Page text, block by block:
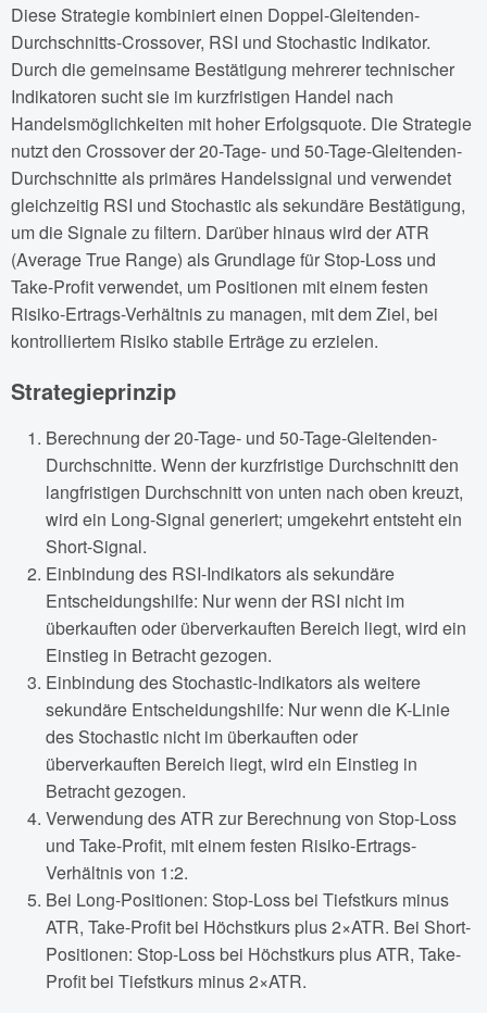
Diese Strategie kombiniert einen Doppel-Gleitenden-
Durchschnitts-Crossover, RSI und Stochastic Indikator.
Durch die gemeinsame Bestätigung mehrerer technischer
Indikatoren sucht sie im kurzfristigen Handel nach
Handelsmöglichkeiten mit hoher Erfolgsquote. Die Strategie
nutzt den Crossover der 20-Tage- und 50-Tage-Gleitenden-
Durchschnitte als primäres Handelssignal und verwendet
gleichzeitig RSI und Stochastic als sekundäre Bestätigung,
um die Signale zu filtern. Darüber hinaus wird der ATR
(Average True Range) als Grundlage für Stop-Loss und
Take-Profit verwendet, um Positionen mit einem festen
Risiko-Ertrags-Verhältnis zu managen, mit dem Ziel, bei
kontrolliertem Risiko stabile Erträge zu erzielen.
Strategieprinzip
Berechnung der 20-Tage- und 50-Tage-Gleitenden-
Durchschnitte. Wenn der kurzfristige Durchschnitt den
langfristigen Durchschnitt von unten nach oben kreuzt,
wird ein Long-Signal generiert; umgekehrt entsteht ein
Short-Signal.
Einbindung des RSI-Indikators als sekundäre
Entscheidungshilfe: Nur wenn der RSI nicht im
überkauften oder überverkauften Bereich liegt, wird ein
Einstieg in Betracht gezogen.
Einbindung des Stochastic-Indikators als weitere
sekundäre Entscheidungshilfe: Nur wenn die K-Linie
des Stochastic nicht im überkauften oder
überverkauften Bereich liegt, wird ein Einstieg in
Betracht gezogen.
Verwendung des ATR zur Berechnung von Stop-Loss
und Take-Profit, mit einem festen Risiko-Ertrags-
Verhältnis von 1:2.
Bei Long-Positionen: Stop-Loss bei Tiefstkurs minus
ATR, Take-Profit bei Höchstkurs plus 2×ATR. Bei Short-
Positionen: Stop-Loss bei Höchstkurs plus ATR, Take-
Profit bei Tiefstkurs minus 2×ATR.